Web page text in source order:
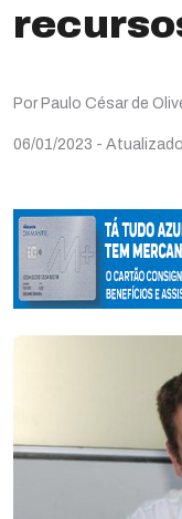
Por Paulo César de
06/01/2023 -